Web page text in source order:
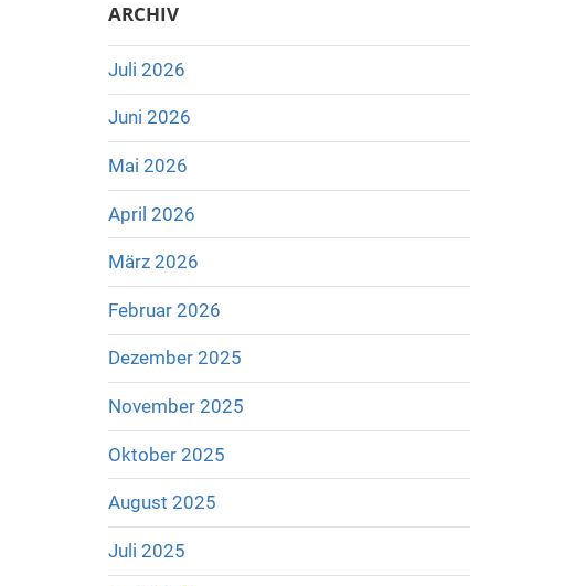
ARCHIV
Juli 2026
Juni 2026
Mai 2026
April 2026
März 2026
Februar 2026
Dezember 2025
November 2025
Oktober 2025
August 2025
Juli 2025